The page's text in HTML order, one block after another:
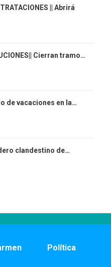
|| Abrirá
Cierran tramo…
de vacaciones en la…
clandestino de…
Política